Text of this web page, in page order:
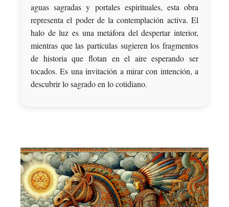
aguas sagradas y portales espirituales, esta obra
representa el poder de la contemplación activa. El
halo de luz es una metáfora del despertar interior,
mientras que las partículas sugieren los fragmentos
de historia que flotan en el aire esperando ser
tocados. Es una invitación a mirar con intención, a
descubrir lo sagrado en lo cotidiano.